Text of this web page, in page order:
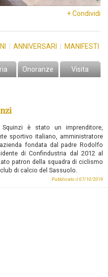
+ Condividi
| ANNIVERSARI | MANIFESTI
Onoranze Visita
è stato un imprenditore,
sportivo italiano, amministratore
fondata dal padre Rodolfo
di Confindustria dal 2012 al
patron della squadra di ciclismo
di calcio del Sassuolo.
Pubblicato il 07/10/2019